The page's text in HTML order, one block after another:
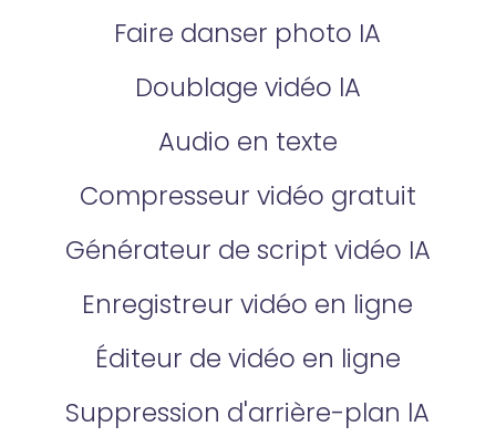
Faire danser photo IA
Doublage vidéo lA
Audio en texte
Compresseur vidéo gratuit
Générateur de script vidéo IA
Enregistreur vidéo en ligne
Éditeur de vidéo en ligne
Suppression d'arrière-plan lA